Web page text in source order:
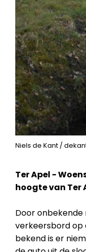
Niels de Kant /
Ter Apel -
hoogte van Ter
Door
verkeersbord op
bekend is er